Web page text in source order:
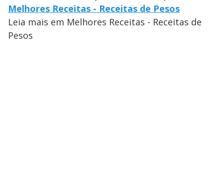
Melhores Receitas - Receitas de Pesos
Leia mais em Melhores Receitas - Receitas de
Pesos